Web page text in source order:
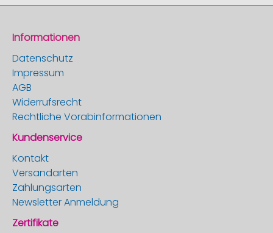
Informationen
Datenschutz
Impressum
AGB
Widerrufsrecht
Rechtliche Vorabinformationen
Kundenservice
Kontakt
Versandarten
Zahlungsarten
Newsletter Anmeldung
Zertifikate